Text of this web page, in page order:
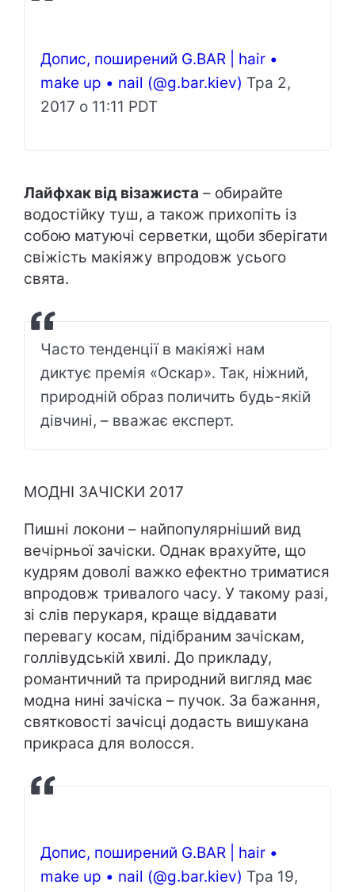
Допис, поширений G.BАR | hair •
make up • nail (@g.bar.kiev) Тра 2,
2017 о 11:11 PDT
Лайфхак від візажиста – обирайте
водостійку туш, а також прихопіть із
собою матуючі серветки, щоби зберігати
свіжість макіяжу впродовж усього
свята.
Часто тенденції в макіяжі нам
диктує премія «Оскар». Так, ніжний,
природній образ поличить будь-якій
дівчині, – вважає експерт.
МОДНІ ЗАЧІСКИ 2017
Пишні локони – найпопулярніший вид
вечірньої зачіски. Однак врахуйте, що
кудрям доволі важко ефектно триматися
впродовж тривалого часу. У такому разі,
зі слів перукаря, краще віддавати
перевагу косам, підібраним зачіскам,
голлівудській хвилі. До прикладу,
романтичний та природний вигляд має
модна нині зачіска – пучок. За бажання,
святковості зачісці додасть вишукана
прикраса для волосся.
Допис, поширений G.BАR | hair •
make up • nail (@g.bar.kiev) Тра 19,